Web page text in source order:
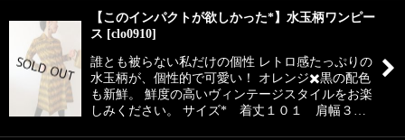
【このインパクトが欲しかった*】水玉柄ワンピー
ス [clo0910]
誰とも被らない私だけの個性 レトロ感たっぷりの
水玉柄が、個性的で可愛い！ オレンジ✖️黒の配色
も新鮮。 鮮度の高いヴィンテージスタイルをお楽
しみください。 サイズ* 着丈１０１ 肩幅３…